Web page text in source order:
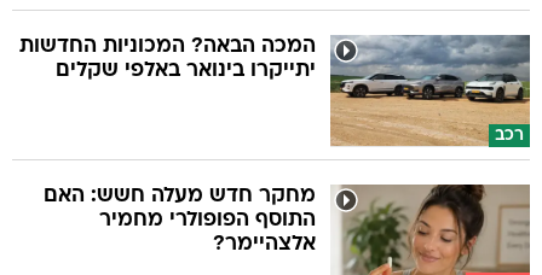
רכב
המכה הבאה? המכוניות החדשות
יתייקרו בינואר באלפי שקלים
מחקר חדש מעלה חשש: האם
התוסף הפופולרי מחמיר
אלצהיימר?